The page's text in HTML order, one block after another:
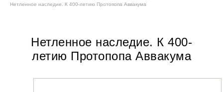
Нетленное наследие. К 400-летию Протопопа Аввакума
Нетленное наследие. К 400-
летию Протопопа Аввакума